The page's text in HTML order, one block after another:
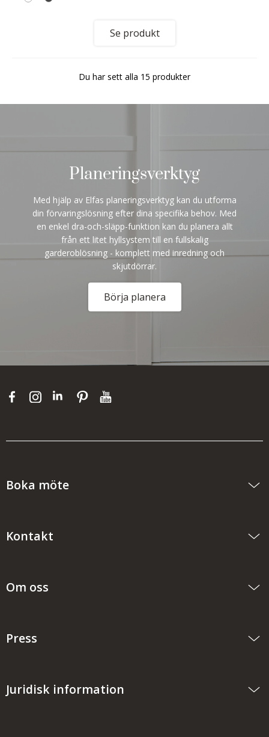
Se produkt
Du har sett alla 15 produkter
Planeringsverktyg
Med hjälp av Elfas planeringsverktyg kan du utforma
din förvaringslösning efter dina specifika behov. Med
en enkel dra-och-släpp-funktion kan du planera allt
från ett litet hyllsystem till en fullskalig
garderoblösning - komplett med inredning och
skjutdörrar.
Börja planera
Boka möte
Kontakt
Om oss
Press
Juridisk information